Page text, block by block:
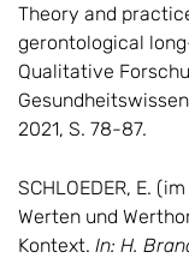
Theory and
gerontological
Qualitative
2021, S. 78-87.
SCHLOEDER, E.
Werten und
Kontext. In: H.